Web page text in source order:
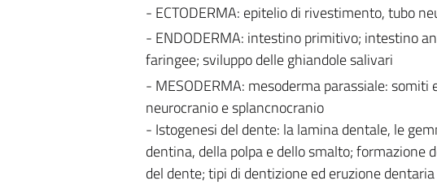
- ECTODERMA: epitelio di rivestimento, tubo
- ENDODERMA: intestino primitivo; intestino
faringee; sviluppo delle ghiandole salivari
- MESODERMA: mesoderma parassiale:
neurocranio e splancnocranio
- Istogenesi del dente: la lamina dentale, le
dentina, della polpa e dello smalto; formazione
del dente; tipi di dentizione ed eruzione dentaria